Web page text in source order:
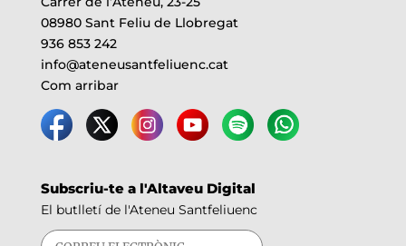
08980 Sant Feliu de Llobregat
936 853 242
info@ateneusantfeliuenc.cat
Com arribar
Subscriu-te a l'Altaveu Digital
El butlletí de l'Ateneu Santfeliuenc